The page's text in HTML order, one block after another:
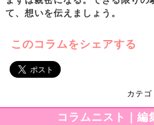
て、想いを伝えましょう。
このコラムをシェアする
カテ
コラムニスト｜編